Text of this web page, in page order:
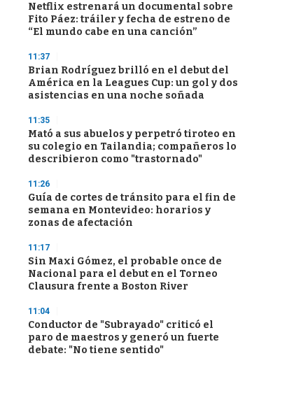
Netflix estrenará un documental sobre
Fito Páez: tráiler y fecha de estreno de
“El mundo cabe en una canción”
11:37
Brian Rodríguez brilló en el debut del
América en la Leagues Cup: un gol y dos
asistencias en una noche soñada
11:35
Mató a sus abuelos y perpetró tiroteo en
su colegio en Tailandia; compañeros lo
describieron como "trastornado"
11:26
Guía de cortes de tránsito para el fin de
semana en Montevideo: horarios y
zonas de afectación
11:17
Sin Maxi Gómez, el probable once de
Nacional para el debut en el Torneo
Clausura frente a Boston River
11:04
Conductor de "Subrayado" criticó el
paro de maestros y generó un fuerte
debate: "No tiene sentido"